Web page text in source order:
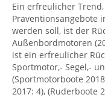
Ein erfreulicher
Präventionsangebote
werden soll, ist der
Außenbordmotoren
ist ein erfreulicher
Sportmotor,- Segel,-
(Sportmotorboote
2017: 4), (Ruderboote